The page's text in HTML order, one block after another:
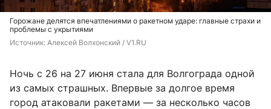
Горожане делятся впечатлениями о ракетном ударе: главные страхи и
проблемы с укрытиями
Источник: Алексей Волхонский / V1.RU
Ночь с 26 на 27 июня стала для Волгограда одной
из самых страшных. Впервые за долгое время
город атаковали ракетами — за несколько часов